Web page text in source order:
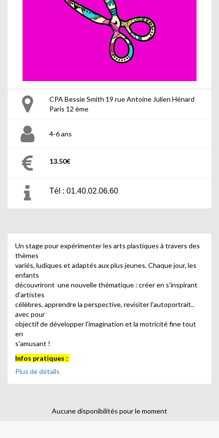
CPA Bessie Smith 19 rue Antoine Julien Hénard
Paris 12 ème
4-6 ans
13.50€
Tél : 01.40.02.06.60
Un stage pour expérimenter les arts plastiques à travers des
thèmes
variés, ludiques et adaptés aux plus jeunes. Chaque jour, les
enfants
découvriront une nouvelle thématique : créer en s'inspirant
d'artistes
célèbres, apprendre la perspective, revisiter l'autoportrait..
avec pour
objectif de développer l'imagination et la motricité fine tout
en
s'amusant !
Infos pratiques :
Du 6 au 10 juillet 2026
Crédit image : Freepik
Plus de détails
Aucune disponibilités pour le moment